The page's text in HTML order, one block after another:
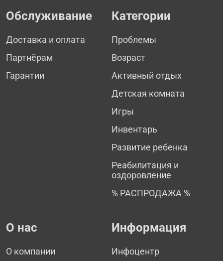
Обслуживание
Доставка и оплата
Партнёрам
Гарантии
Категории
Проблемы
Возраст
Активный отдых
Детская комната
Игры
Инвентарь
Развитие ребенка
Реабилитация и
оздоровление
% РАСПРОДАЖА %
О нас
О компании
Информация
Инфоцентр